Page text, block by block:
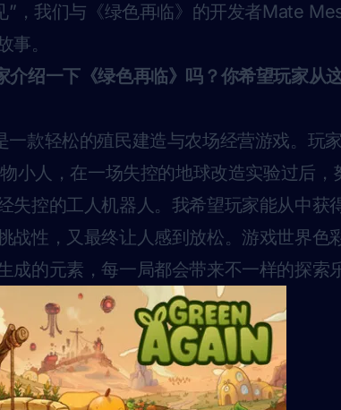
”，我们与《绿色再临》的开发者Mate
事。
介绍一下《绿色再临》吗？你希望玩家从
一款轻松的殖民建造与农场经营游戏。玩
小人，在一场失控的地球改造实验过后，
失控的工人机器人。我希望玩家能从中获
性，又最终让人感到放松。游戏世界色
成的元素，每一局都会带来不一样的探索